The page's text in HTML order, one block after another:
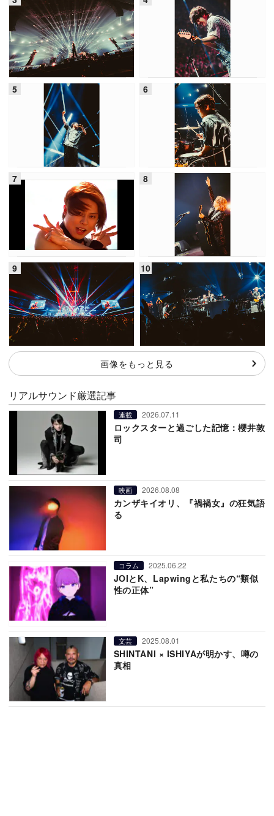
画像をもっと見る
リアルサウンド厳選記事
連載 2026.07.11
ロックスターと過ごした記憶：櫻井敦
司
映画 2026.08.08
カンザキイオリ、『禍禍女』の狂気語
る
コラム 2025.06.22
JOIとK、Lapwingと私たちの“類似
性の正体”
文芸 2025.08.01
SHINTANI × ISHIYAが明かす、噂の
真相